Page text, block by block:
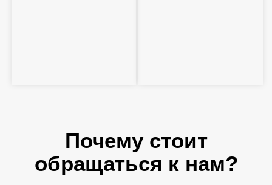
Почему стоит
обращаться к нам?